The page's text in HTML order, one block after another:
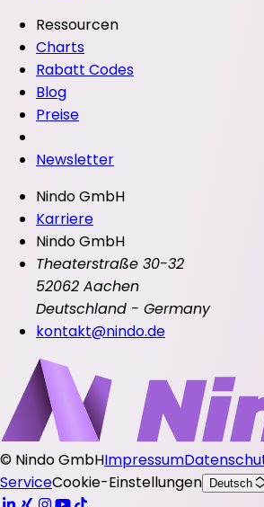
Ressourcen
Charts
Rabatt Codes
Blog
Preise
Newsletter
Nindo GmbH
Karriere
Nindo GmbH
Theaterstraße 30-32
52062 Aachen
Deutschland - Germany
kontakt@nindo.de
© Nindo GmbHImpressum
ServiceCookie-Einstellungen Deutsch